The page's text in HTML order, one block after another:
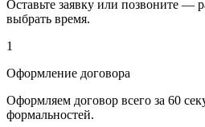
Оставьте заявку или позвоните —
выбрать время.
1
Оформление договора
Оформляем договор всего за 60
формальностей.